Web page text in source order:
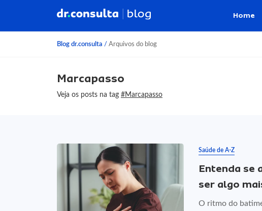
Home
Blog dr.consulta / Arquivos do blog
Marcapasso
Veja os posts na tag #Marcapasso
Saúde de A-Z
Entenda se
ser algo
O ritmo do